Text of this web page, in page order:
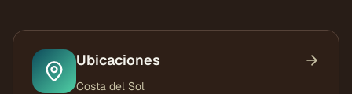
Ubicaciones
Costa del Sol